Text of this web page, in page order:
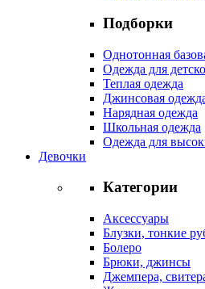
Подборки
Однотонная
Одежда для
Теплая одежда
Джинсовая
Нарядная одежда
Школьная одежда
Одежда для
Девочки
Категории
Аксессуары
Блузки, тонкие
Болеро
Брюки, джинсы
Джемпера,